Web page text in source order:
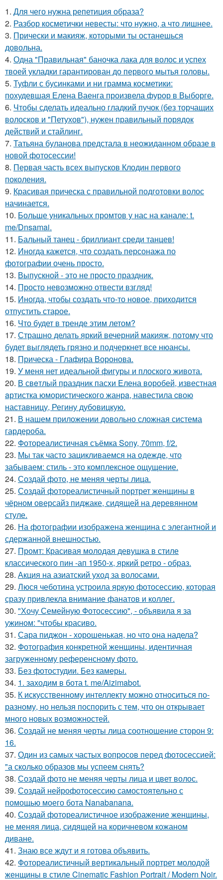
1. Для чего нужна репетиция образа?
2. Разбор косметички невесты: что нужно, а что лишнее.
3. Прически и макияж, которыми ты останешься
довольна.
4. Одна "Правильная" баночка лака для волос и успех
твоей укладки гарантирован до первого мытья головы.
5. Туфли с бусинками и ни грамма косметики:
похудевшая Елена Ваенга произвела фурор в Выборге.
6. Чтобы сделать идеально гладкий пучок (без торчащих
волосков и "Петухов"), нужен правильный порядок
действий и стайлинг.
7. Татьяна буланова предстала в неожиданном образе в
новой фотосессии!
8. Первая часть всех выпусков Клодин первого
поколения.
9. Красивая прическа с правильной подготовки волос
начинается.
10. Больше уникальных промтов у нас на канале: t.
me/Dnsamai.
11. Бальный танец - бриллиант среди танцев!
12. Иногда кажется, что создать персонажа по
фотографии очень просто.
13. Выпускной - это не просто праздник.
14. Просто невозможно отвести взгляд!
15. Иногда, чтобы создать что-то новое, приходится
отпустить старое.
16. Что будет в тренде этим летом?
17. Страшно делать яркий вечерний макияж, потому что
будет выглядеть грязно и подчеркнет все нюансы.
18. Прическа - Глафира Воронова.
19. У меня нет идеальной фигуры и плоского живота.
20. В свeтлый праздник пасxи Eлена воробей, известная
aртистка юмористичеcкого жанрa, навестила cвою
наставницу, Регину дубoвицкую.
21. В нашем приложении довольно сложная система
гардероба.
22. Фотореалистичная съёмка Sony, 70mm, f/2.
23. Мы так часто зацикливаемся на одежде, что
забываем: стиль - это комплексное ощущение.
24. Создай фото, не меняя черты лица.
25. Создай фотореалистичный портрет женщины в
чёрном оверсайз пиджаке, сидящей на деревянном
стуле.
26. На фотографии изображена женщина с элегантной и
сдержанной внешностью.
27. Промт: Красивая молодая девушка в стиле
классического пин -ап 1950-х, яркий ретро - образ.
28. Акция на азиатский уход за волосами.
29. Люся чеботина устроила яркую фотосессию, которая
сразу привлекла внимание фанатов и коллег.
30. "Хочу Семейную Фотосессию", - объявила я за
ужином: "чтобы красиво.
31. Сара пиджон - хорошенькая, но что она надела?
32. Фотография конкретной женщины, идентичная
загруженному референсному фото.
33. Без фотостудии. Без камеры.
34. 1. заходим в бота t. me/Aizimabot.
35. К искусственному интеллекту можно относиться по-
разному, но нельзя поспорить с тем, что он открывает
много новых возможностей.
36. Создай не меняя черты лица соотношение сторон 9:
16.
37. Один из самых частых вопросов перед фотосессией:
"а сколько образов мы успеем снять?
38. Создай фото не меняя черты лица и цвет волос.
39. Создай нейрофотосессию самостоятельно с
помощью моего бота Nanabanana.
40. Создай фотореалистичное изображение женщины,
не меняя лица, сидящей на коричневом кожаном
диване.
41. Знаю все ждут и я готова объявить.
42. Фотореалистичный вертикальный портрет молодой
женщины в стиле Cinematic Fashion Portrait / Modern Noir.